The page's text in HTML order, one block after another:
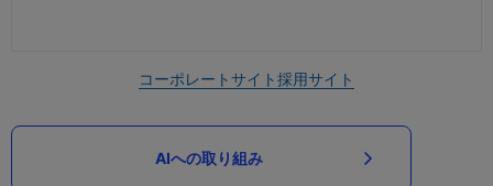
コーポレートサイト採用サイト
AIへの取り組み